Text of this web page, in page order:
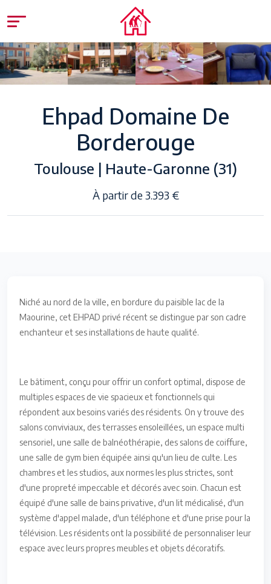
Ehpad Domaine De
Borderouge
Toulouse | Haute-Garonne (31)
À partir de 3.393 €
Niché au nord de la ville, en bordure du paisible lac de la
Maourine, cet EHPAD privé récent se distingue par son cadre
enchanteur et ses installations de haute qualité.
Le bâtiment, conçu pour offrir un confort optimal, dispose de
multiples espaces de vie spacieux et fonctionnels qui
répondent aux besoins variés des résidents. On y trouve des
salons conviviaux, des terrasses ensoleillées, un espace multi
sensoriel, une salle de balnéothérapie, des salons de coiffure,
une salle de gym bien équipée ainsi qu'un lieu de culte. Les
chambres et les studios, aux normes les plus strictes, sont
d'une propreté impeccable et décorés avec soin. Chacun est
équipé d'une salle de bains privative, d'un lit médicalisé, d'un
système d'appel malade, d'un téléphone et d'une prise pour la
télévision. Les résidents ont la possibilité de personnaliser leur
espace avec leurs propres meubles et objets décoratifs.